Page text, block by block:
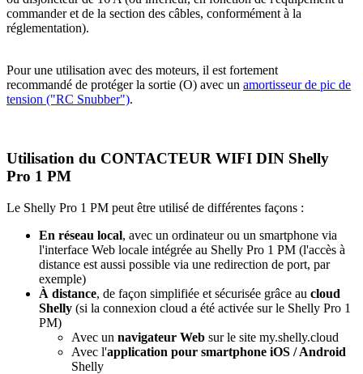
commander et de la section des câbles, conformément à la
réglementation).
Pour une utilisation avec des moteurs, il est fortement
recommandé de protéger la sortie (O) avec un amortisseur de pic de
tension ("RC Snubber").
Utilisation du CONTACTEUR WIFI DIN Shelly
Pro 1 PM
Le Shelly Pro 1 PM peut être utilisé de différentes façons :
En réseau local, avec un ordinateur ou un smartphone via
l'interface Web locale intégrée au Shelly Pro 1 PM (l'accès à
distance est aussi possible via une redirection de port, par
exemple)
À distance, de façon simplifiée et sécurisée grâce au cloud
Shelly (si la connexion cloud a été activée sur le Shelly Pro 1
PM)
Avec un navigateur Web sur le site my.shelly.cloud
Avec l'application pour smartphone iOS / Android
Shelly